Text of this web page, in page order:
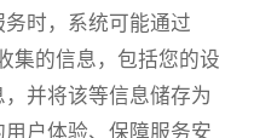
时，系统可能通过
集的信息，包括您的设
并将该等信息储存为
户体验、保障服务安